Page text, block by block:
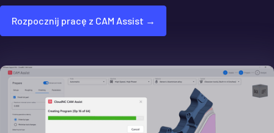
Rozpocznij pracę z CAM Assist →